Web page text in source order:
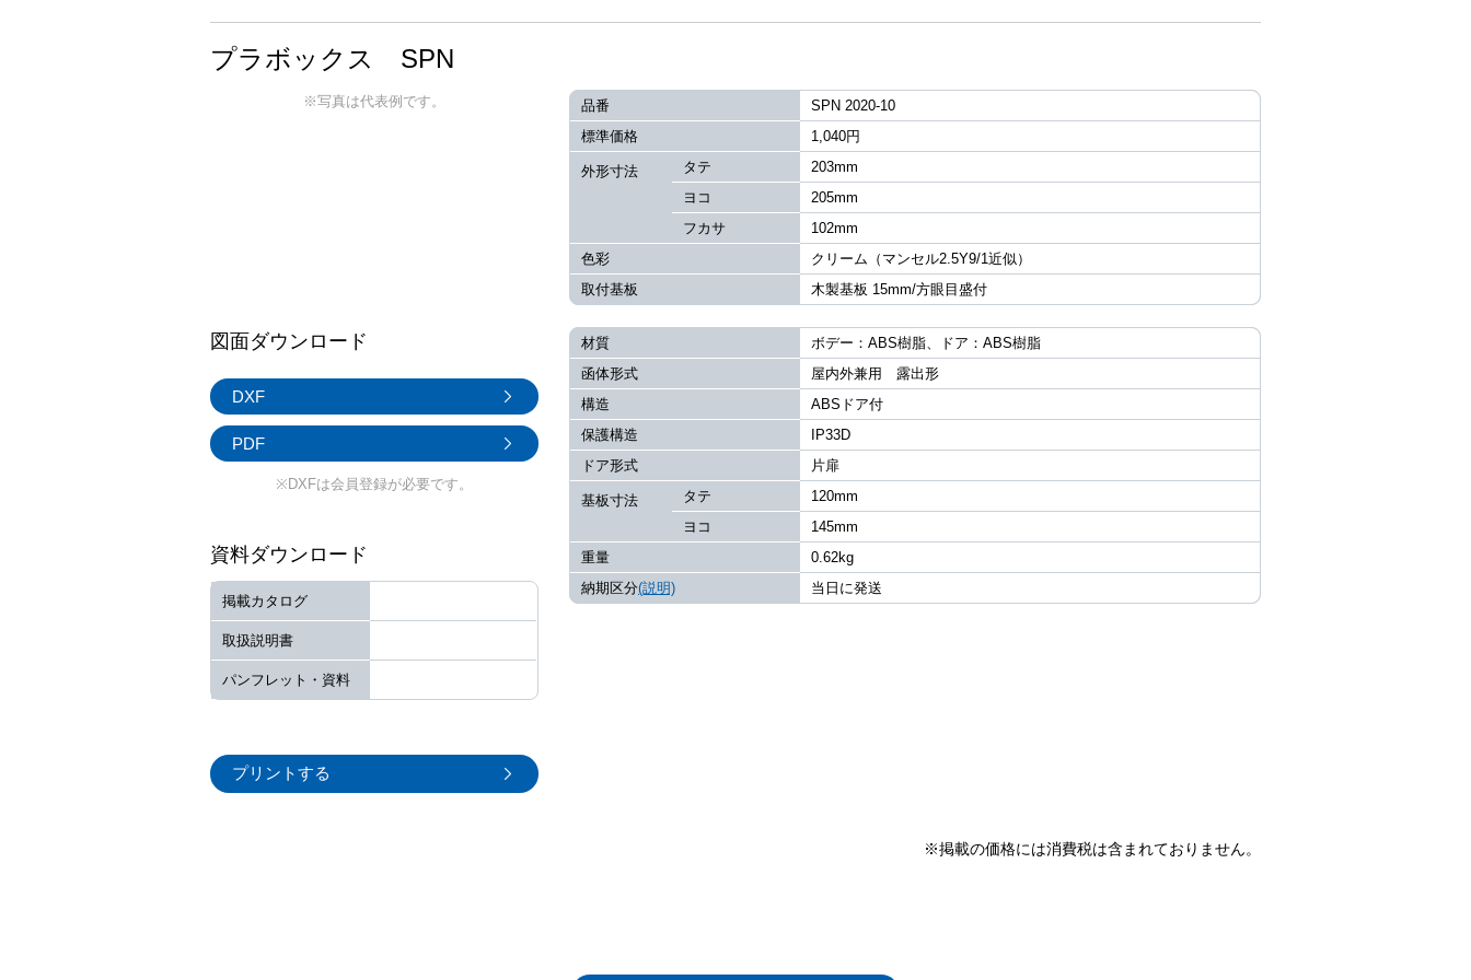
プラボックス SPN
※写真は代表例です。 品番
SPN 2020-10
標準価格
1,040円
外形寸法 タテ
203mm
ヨコ
205mm
フカサ
102mm
色彩
クリーム（マンセル2.5Y9/1近似）
取付基板
木製基板 15mm/方眼目盛付
図面ダウンロード
DXF
PDF
※DXFは会員登録が必要です。
資料ダウンロード
掲載カタログ
取扱説明書
パンフレット・資料
プリントする
材質
ボデー：ABS樹脂、ドア：ABS樹脂
函体形式
屋内外兼用 露出形
構造
ABSドア付
保護構造
IP33D
ドア形式
片扉
基板寸法 タテ
120mm
ヨコ
145mm
重量
0.62kg
納期区分(説明) 当日に発送
※掲載の価格には消費税は含まれておりません。